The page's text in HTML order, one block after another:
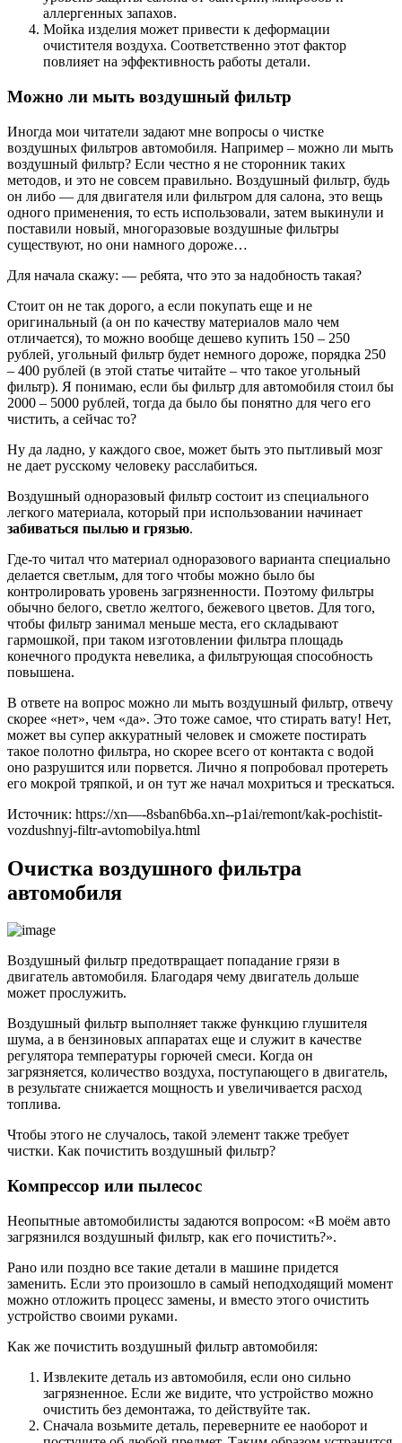
аллергенных запахов.
Мойка изделия может привести к деформации
очистителя воздуха. Соответственно этот фактор
повлияет на эффективность работы детали.
Можно ли мыть воздушный фильтр
Иногда мои читатели задают мне вопросы о чистке
воздушных фильтров автомобиля. Например – можно ли мыть
воздушный фильтр? Если честно я не сторонник таких
методов, и это не совсем правильно. Воздушный фильтр, будь
он либо — для двигателя или фильтром для салона, это вещь
одного применения, то есть использовали, затем выкинули и
поставили новый, многоразовые воздушные фильтры
существуют, но они намного дороже…
Для начала скажу: — ребята, что это за надобность такая?
Стоит он не так дорого, а если покупать еще и не
оригинальный (а он по качеству материалов мало чем
отличается), то можно вообще дешево купить 150 – 250
рублей, угольный фильтр будет немного дороже, порядка 250
– 400 рублей (в этой статье читайте – что такое угольный
фильтр). Я понимаю, если бы фильтр для автомобиля стоил бы
2000 – 5000 рублей, тогда да было бы понятно для чего его
чистить, а сейчас то?
Ну да ладно, у каждого свое, может быть это пытливый мозг
не дает русскому человеку расслабиться.
Воздушный одноразовый фильтр состоит из специального
легкого материала, который при использовании начинает
забиваться пылью и грязью.
Где-то читал что материал одноразового варианта специально
делается светлым, для того чтобы можно было бы
контролировать уровень загрязненности. Поэтому фильтры
обычно белого, светло желтого, бежевого цветов. Для того,
чтобы фильтр занимал меньше места, его складывают
гармошкой, при таком изготовлении фильтра площадь
конечного продукта невелика, а фильтрующая способность
повышена.
В ответе на вопрос можно ли мыть воздушный фильтр, отвечу
скорее «нет», чем «да». Это тоже самое, что стирать вату! Нет,
может вы супер аккуратный человек и сможете постирать
такое полотно фильтра, но скорее всего от контакта с водой
оно разрушится или порвется. Лично я попробовал протереть
его мокрой тряпкой, и он тут же начал мохриться и трескаться.
Источник: https://xn—-8sban6b6a.xn--p1ai/remont/kak-pochistit-
vozdushnyj-filtr-avtomobilya.html
Очистка воздушного фильтра
автомобиля
Воздушный фильтр предотвращает попадание грязи в
двигатель автомобиля. Благодаря чему двигатель дольше
может прослужить.
Воздушный фильтр выполняет также функцию глушителя
шума, а в бензиновых аппаратах еще и служит в качестве
регулятора температуры горючей смеси. Когда он
загрязняется, количество воздуха, поступающего в двигатель,
в результате снижается мощность и увеличивается расход
топлива.
Чтобы этого не случалось, такой элемент также требует
чистки. Как почистить воздушный фильтр?
Компрессор или пылесос
Неопытные автомобилисты задаются вопросом: «В моём авто
загрязнился воздушный фильтр, как его почистить?».
Рано или поздно все такие детали в машине придется
заменить. Если это произошло в самый неподходящий момент
можно отложить процесс замены, и вместо этого очистить
устройство своими руками.
Как же почистить воздушный фильтр автомобиля:
Извлеките деталь из автомобиля, если оно сильно
загрязненное. Если же видите, что устройство можно
очистить без демонтажа, то действуйте так.
Сначала возьмите деталь, переверните ее наоборот и